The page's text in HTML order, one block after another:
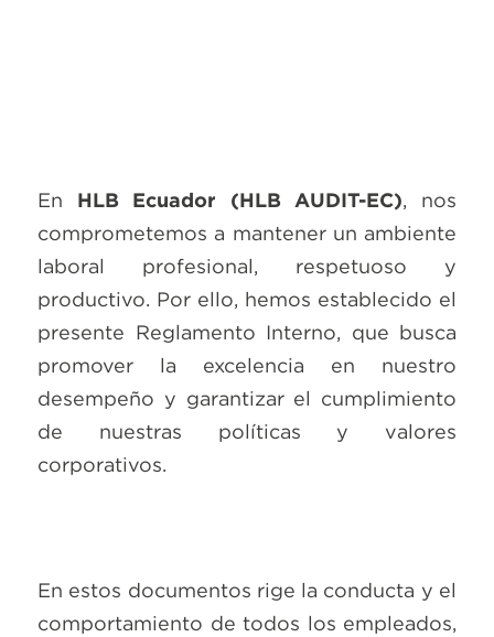
En HLB Ecuador (HLB AUDIT-EC), nos
comprometemos a mantener un ambiente
laboral profesional, respetuoso y
productivo. Por ello, hemos establecido el
presente Reglamento Interno, que busca
promover la excelencia en nuestro
desempeño y garantizar el cumplimiento
de nuestras políticas y valores
corporativos.
En estos documentos rige la conducta y el
comportamiento de todos los empleados,